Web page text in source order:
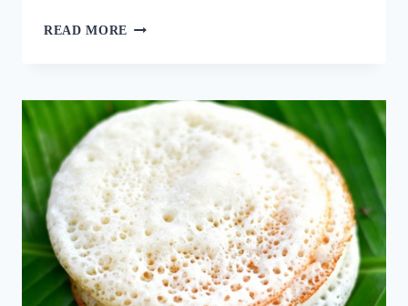
READ MORE നാവിൽ
ഈ
ചേരുവ
കൂടി
ചേർത്ത്
മുട്ട
കറി
ഉണ്ടാക്കി
നോക്കൂ;
10
മിനുട്ടിൽ
മുട്ട